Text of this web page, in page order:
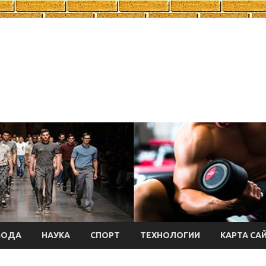
НАУКА СПОРТ ТЕХНОЛОГИИ КАРТА